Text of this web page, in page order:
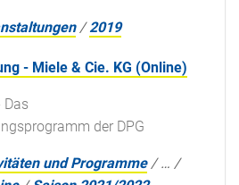
/2019
- Miele & Cie. KG (Online)
Das
der DPG
und Programme /… /